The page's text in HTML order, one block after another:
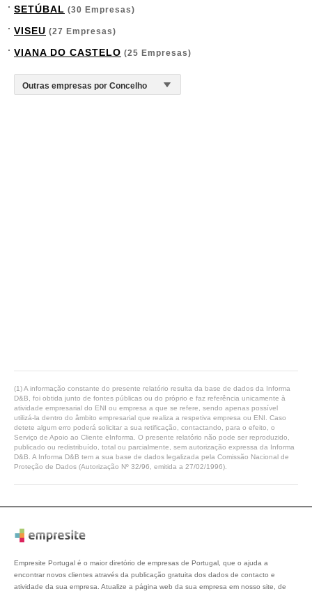
SETÚBAL (30 Empresas)
VISEU (27 Empresas)
VIANA DO CASTELO (25 Empresas)
(1) A informação constante do presente relatório resulta da base de dados da Informa
D&B, foi obtida junto de fontes públicas ou do próprio e faz referência unicamente à
atividade empresarial do ENI ou empresa a que se refere, sendo apenas possível
utilizá-la dentro do âmbito empresarial que realiza a respetiva empresa ou ENI. Caso
detete algum erro poderá solicitar a sua retificação, contactando, para o efeito, o
Serviço de Apoio ao Cliente eInforma. O presente relatório não pode ser reproduzido,
publicado ou redistribuído, total ou parcialmente, sem autorização expressa da Informa
D&B. A Informa D&B tem a sua base de dados legalizada pela Comissão Nacional de
Proteção de Dados (Autorização Nº 32/96, emitida a 27/02/1996).
Empresite Portugal é o maior diretório de empresas de Portugal, que o ajuda a
encontrar novos clientes através da publicação gratuita dos dados de contacto e
atividade da sua empresa. Atualize a página web da sua empresa em nosso site, de